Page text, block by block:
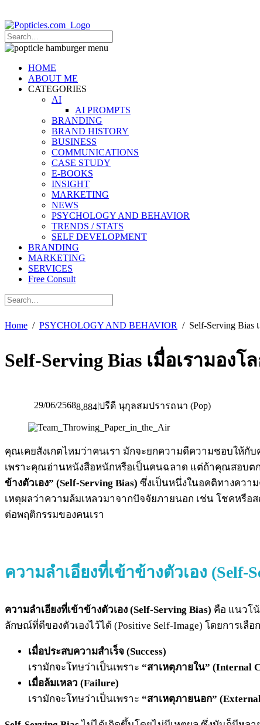
Popticles.com
HOME
ABOUT ME
CATEGORIES
AI
AI PROMPTS
BRANDING
BRAND HISTORY
BUSINESS
COMMUNICATIONS
CASE STUDY
E-BOOKS
INSIGHT
MARKETING
NEWS
PSYCHOLOGY AND BEHAVIOR
TRENDS / STATS
SELF DEVELOPMENT
BRANDING
MARKETING
SERVICES
Free Consult
Home PSYCHOLOGY AND BEHAVIOR Self-Serving
Self-Serving Bias เมื่อเรามอง
29/06/25688,884|ปรีดี นุกุลสมปรารถนา (Pop)
คุณเคยสังเกตไหมว่าคนเรา มักจะยกความดีความชอบให้กั
เพราะคุณอ่านหนังสือหนักหรือเป็นคนฉลาด แต่ถ้าคุณสอบต
ข้างตัวเอง” (Self-Serving Bias) ซึ่งเป็นหนึ่งในอคติทางควา
เหตุผลว่าความล้มเหลวมาจากปัจจัยภายนอก เช่น โชคหรื
ต่อพฤติกรรมของคนเรา
ความลำเอียงที่เข้าข้างตัวเอง (Self-
ความลำเอียงที่เข้าข้างตัวเอง (Self-Serving Bias) คือ แนวโ
ลักษณ์ที่ดีของตัวเองไว้ได้ (Positive Self-Image) โดยการเ
เมื่อประสบความสำเร็จ (Success)
เรามักจะโทษว่าเป็นเพราะ “สาเหตุภายใน” (Internal
เมื่อล้มเหลว (Failure)
เรามักจะโทษว่าเป็นเพราะ “สาเหตุภายนอก”